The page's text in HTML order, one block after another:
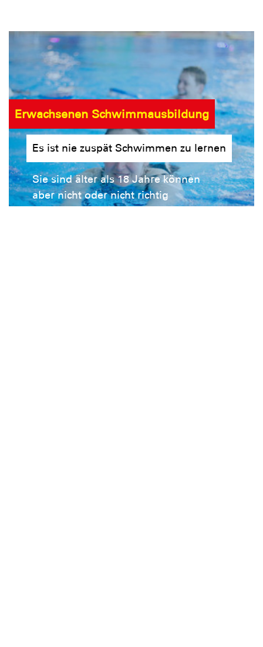
Erwachsenen Schwimmausbildung
Es ist nie zuspät Schwimmen zu lernen
Sie sind älter als 18 Jahre können
aber nicht oder nicht richtig